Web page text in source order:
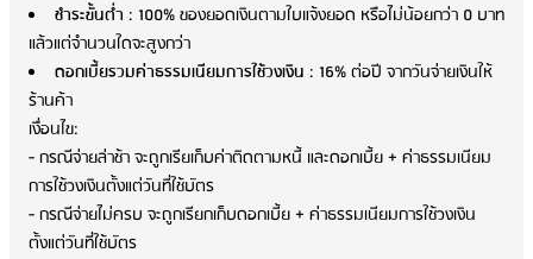
ชำระขั้นต่ำ : 100% ของยอดเงินตามใบแจ้งยอด หรือไม่น้อยกว่า 0 บาท
แล้วแต่จำนวนใดจะสูงกว่า
ดอกเบี้ยรวมค่าธรรมเนียมการใช้วงเงิน : 16% ต่อปี จากวันจ่ายเงินให้
ร้านค้า
เงื่อนไข:
- กรณีจ่ายล่าช้า จะถูกเรียเก็บค่าติดตามหนี้ และดอกเบี้ย + ค่าธรรมเนียม
การใช้วงเงินตั้งแต่วันที่ใช้บัตร
- กรณีจ่ายไม่ครบ จะถูกเรียกเก็บดอกเบี้ย + ค่าธรรมเนียมการใช้วงเงิน
ตั้งแต่วันที่ใช้บัตร